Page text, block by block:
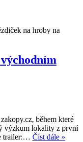
na hroby na
během které
výzkum lokality z první
trailer:… Číst dále »